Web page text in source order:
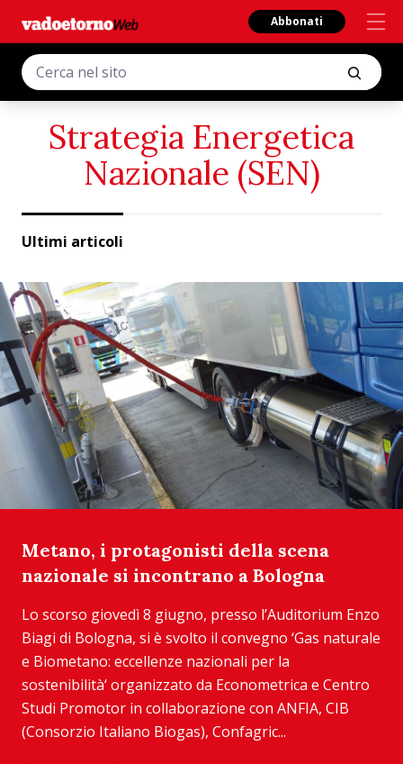
Abbonati
Strategia Energetica
Nazionale (SEN)
Ultimi articoli
Metano, i protagonisti della scena
nazionale si incontrano a Bologna
Lo scorso giovedì 8 giugno, presso l’Auditorium Enzo
Biagi di Bologna, si è svolto il convegno ‘Gas naturale
e Biometano: eccellenze nazionali per la
sostenibilità‘ organizzato da Econometrica e Centro
Studi Promotor in collaborazione con ANFIA, CIB
(Consorzio Italiano Biogas), Confagric...